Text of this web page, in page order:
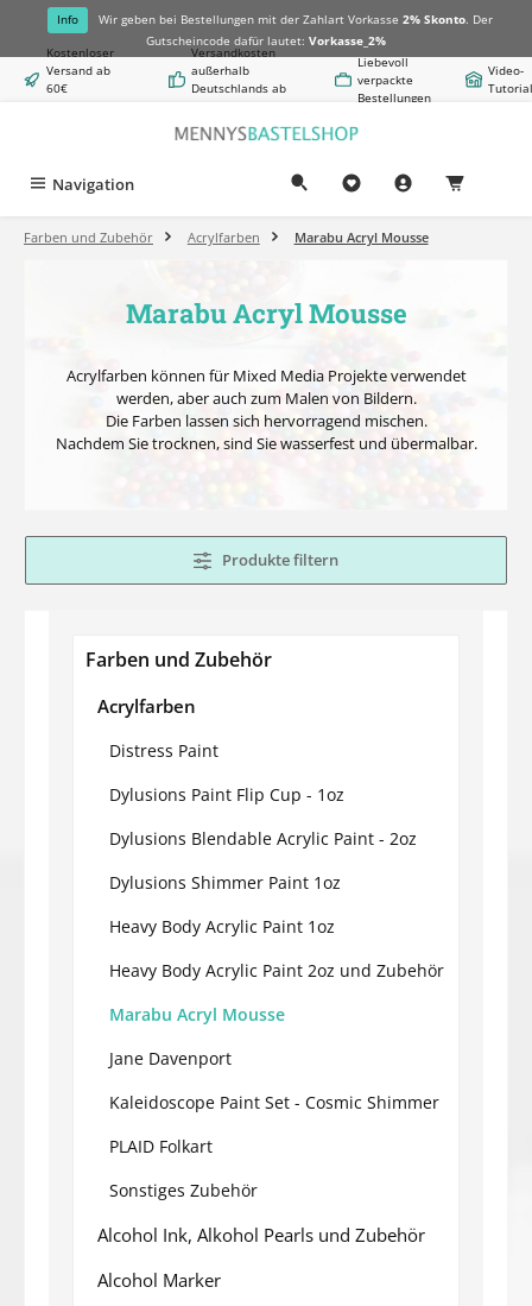
springen
Info Wir geben bei Bestellungen mit der Zahlart Vorkasse 2% Skonto. Der
Gutscheincode dafür lautet: Vorkasse_2%
Kostenloser
Versand ab
60€
Versandkosten
außerhalb
Deutschlands ab
Liebevoll
verpackte
Bestellungen
Video-
Navigation
Farben und Zubehör Acrylfarben Marabu Acryl Mousse
Marabu Acryl Mousse
Acrylfarben können für Mixed Media Projekte verwendet
werden, aber auch zum Malen von Bildern.
Die Farben lassen sich hervorragend mischen.
Nachdem Sie trocknen, sind Sie wasserfest und übermalbar.
Produkte filtern
Farben und Zubehör
Acrylfarben
Distress Paint
Dylusions Paint Flip Cup - 1oz
Dylusions Blendable Acrylic Paint - 2oz
Dylusions Shimmer Paint 1oz
Heavy Body Acrylic Paint 1oz
Heavy Body Acrylic Paint 2oz und Zubehör
Marabu Acryl Mousse
Jane Davenport
Kaleidoscope Paint Set - Cosmic Shimmer
PLAID Folkart
Sonstiges Zubehör
Alcohol Ink, Alkohol Pearls und Zubehör
Alcohol Marker